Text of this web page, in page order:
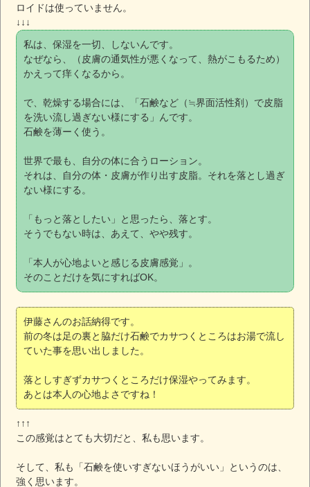
ロイドは使っていません。
↓↓↓
私は、保湿を一切、しないんです。
なぜなら、（皮膚の通気性が悪くなって、熱がこもるため）
かえって痒くなるから。
で、乾燥する場合には、「石鹸など（≒界面活性剤）で皮脂
を洗い流し過ぎない様にする」んです。
石鹸を薄ーく使う。
世界で最も、自分の体に合うローション。
それは、自分の体・皮膚が作り出す皮脂。それを落とし過ぎ
ない様にする。
「もっと落としたい」と思ったら、落とす。
そうでもない時は、あえて、やや残す。
「本人が心地よいと感じる皮膚感覚」。
そのことだけを気にすればOK。
伊藤さんのお話納得です。
前の冬は足の裏と脇だけ石鹸でカサつくところはお湯で流し
ていた事を思い出しました。
落としすぎずカサつくところだけ保湿やってみます。
あとは本人の心地よさですね！
↑↑↑
この感覚はとても大切だと、私も思います。
そして、私も「石鹸を使いすぎないほうがいい」というのは、
強く思います。